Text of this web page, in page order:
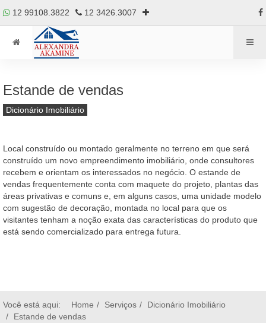
12 99108.3822 12 3426.3007
Estande de vendas
Dicionário Imobiliário
Local construído ou montado geralmente no terreno em que será
construído um novo empreendimento imobiliário, onde consultores
recebem e orientam os interessados no negócio. O estande de
vendas frequentemente conta com maquete do projeto, plantas das
áreas privativas e comuns e, em alguns casos, uma unidade modelo
com sugestão de decoração, montada no local para que os
visitantes tenham a noção exata das características do produto que
está sendo comercializado para entrega futura.
Você está aqui: Home Serviços
Dicionário Imobiliário
Estande de vendas